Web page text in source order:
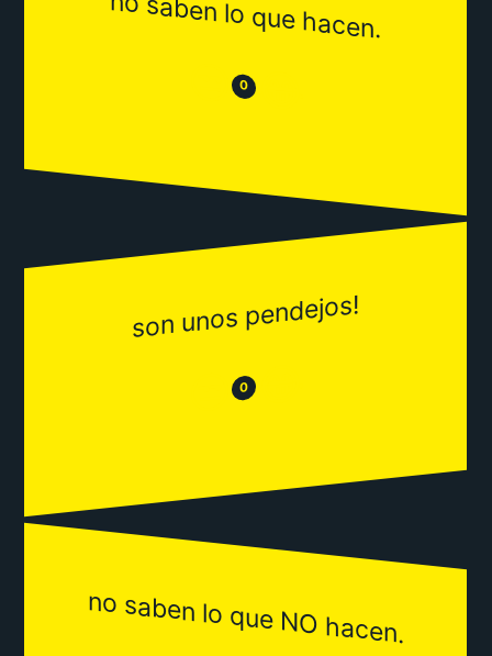
no saben lo que hacen.
😒 0 😂
son unos pendejos!
😒 0 😂
no saben lo que NO hacen.